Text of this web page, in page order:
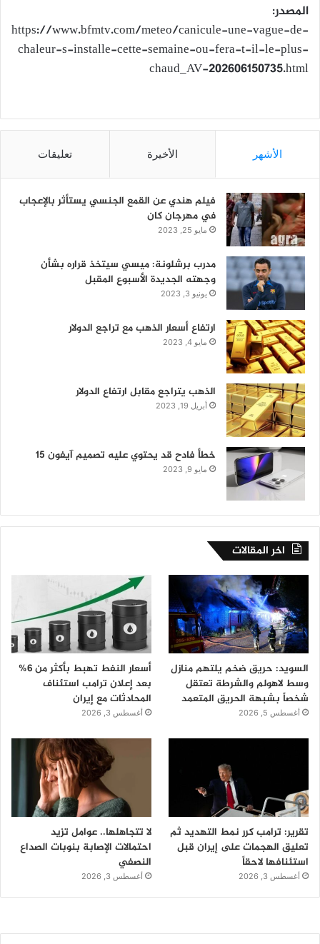
المصدر:
https://www.bfmtv.com/meteo/canicule-une-vague-de-
chaleur-s-installe-cette-semaine-ou-fera-t-il-le-plus-
chaud_AV-202606150735.html
الأشهر الأخيرة تعليقات
فيلم هندي عن القمع الجنسي يستأثر بالإعجاب
في مهرجان كان
مايو 25, 2023
مدرب برشلونة: ميسي سيتخذ قراره بشأن
وجهته الجديدة الأسبوع المقبل
يونيو 3, 2023
ارتفاع أسعار الذهب مع تراجع الدولار
مايو 4, 2023
الذهب يتراجع مقابل ارتفاع الدولار
أبريل 19, 2023
خطأ فادح قد يحتوي عليه تصميم آيفون 15
مايو 9, 2023
اخر المقالات
السويد: حريق ضخم يلتهم منازل
وسط لاهولم والشرطة تعتقل
شخصاً بشبهة الحريق المتعمد
أغسطس 5, 2026
أسعار النفط تهبط بأكثر من 6%
بعد إعلان ترامب استئناف
المحادثات مع إيران
أغسطس 3, 2026
تقرير: ترامب كرر نمط التهديد ثم
تعليق الهجمات على إيران قبل
استئنافها لاحقاً
أغسطس 3, 2026
لا تتجاهلها.. عوامل تزيد
احتمالات الإصابة بنوبات الصداع
النصفي
أغسطس 3, 2026